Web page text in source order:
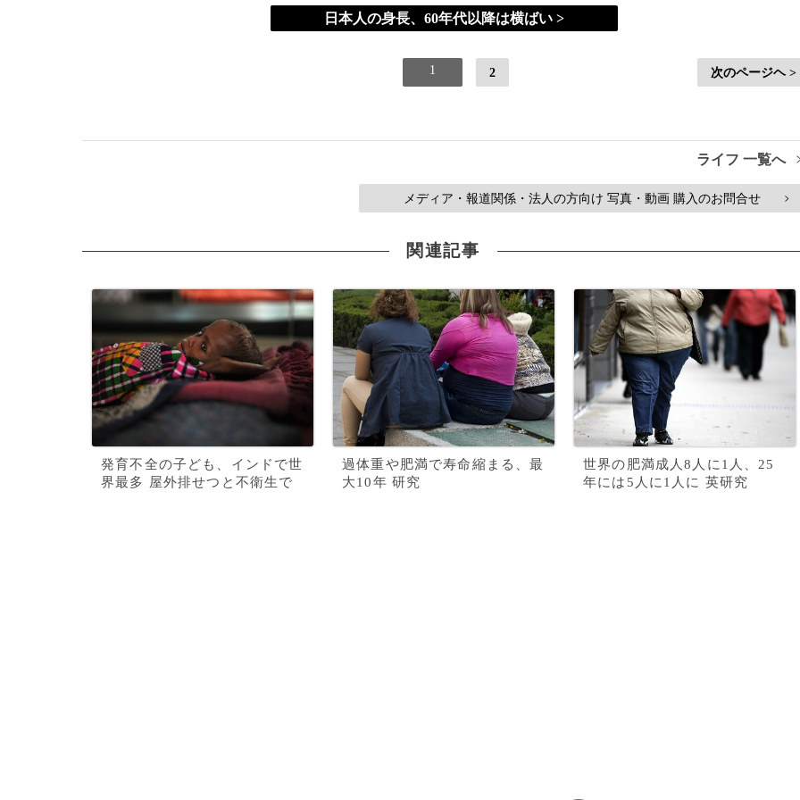
日本人の身長、60年代以降は横ばい >
1 2 次のページヘ >
ライフ 一覧へ
メディア・報道関係・法人の方向け 写真・動画 購入のお問合せ >
関連記事
発育不全の子ども、インドで世
界最多 屋外排せつと不衛生で
過体重や肥満で寿命縮まる、最
大10年 研究
世界の肥満成人8人に1人、25
年には5人に1人に 英研究